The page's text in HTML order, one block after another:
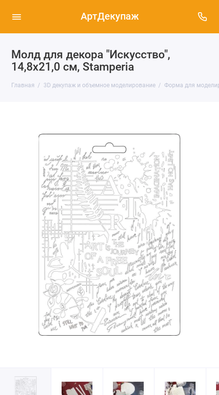
АртДекупаж
Молд для декора "Искусство",
14,8х21,0 см, Stamperia
Главная 3D декупаж и объемное моделирование Форма для